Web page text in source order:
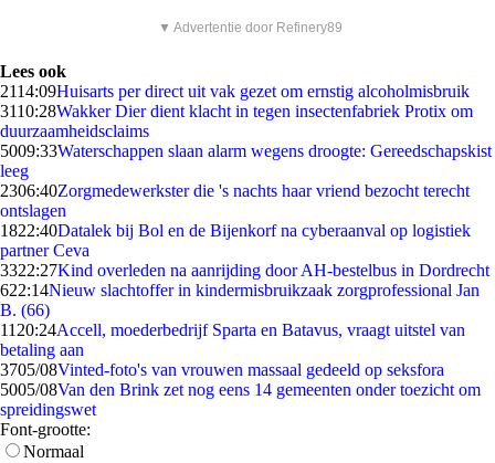
▼ Advertentie door Refinery89
Lees ook
2114:09Huisarts per direct uit vak gezet om ernstig alcoholmisbruik
3110:28Wakker Dier dient klacht in tegen insectenfabriek Protix om
duurzaamheidsclaims
5009:33Waterschappen slaan alarm wegens droogte: Gereedschapskist
leeg
2306:40Zorgmedewerkster die 's nachts haar vriend bezocht terecht
ontslagen
1822:40Datalek bij Bol en de Bijenkorf na cyberaanval op logistiek
partner Ceva
3322:27Kind overleden na aanrijding door AH-bestelbus in Dordrecht
622:14Nieuw slachtoffer in kindermisbruikzaak zorgprofessional Jan
B. (66)
11 20:24Accell, moederbedrijf Sparta en Batavus, vraagt uitstel van
betaling aan
3705/08Vinted-foto's van vrouwen massaal gedeeld op seksfora
5005/08Van den Brink zet nog eens 14 gemeenten onder toezicht om
spreidingswet
Font-grootte:
Normaal